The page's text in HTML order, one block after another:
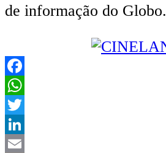
de informação do Globo.
Facebook
WhatsApp
Twitter
LinkedIn